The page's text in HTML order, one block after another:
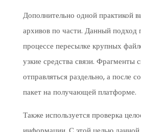
Дополнительно одной практикой
архивов по части. Данный подход
процессе пересылке крупных
узкие средства связи. Фрагменты
отправляться раздельно, а после
пакет на получающей платформе.
Также используется проверка